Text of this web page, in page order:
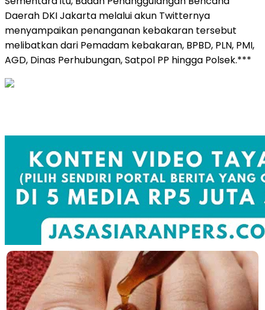
Daerah DKI Jakarta melalui akun Twitternya
menyampaikan penanganan kebakaran tersebut
melibatkan dari Pemadam kebakaran, BPBD, PLN, PMI,
AGD, Dinas Perhubungan, Satpol PP hingga Polsek.***